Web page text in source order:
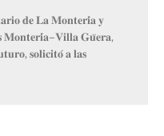
𝐝𝐞 𝐋𝐚 𝐌𝐨𝐧𝐭𝐞𝐫𝐢́𝐚 𝐲
𝐌𝐨𝐧𝐭𝐞𝐫𝐢́𝐚–𝐕𝐢𝐥𝐥𝐚 𝐆𝐮̈𝐞𝐫𝐚,
𝐬𝐨𝐥𝐢𝐜𝐢𝐭𝐨́ 𝐚 𝐥𝐚𝐬